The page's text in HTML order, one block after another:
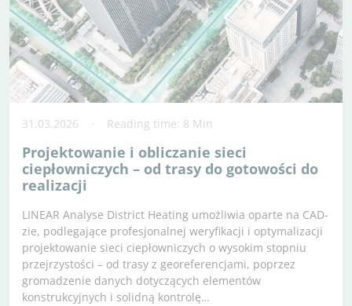
31.03.2026 Reading time: 8 Min
Projektowanie i obliczanie sieci
ciepłowniczych – od trasy do gotowości do
realizacji
LINEAR Analyse District Heating umożliwia oparte na CAD-
zie, podlegające profesjonalnej weryfikacji i optymalizacji
projektowanie sieci ciepłowniczych o wysokim stopniu
przejrzystości – od trasy z georeferencjami, poprzez
gromadzenie danych dotyczących elementów
konstrukcyjnych i solidną kontrolę…